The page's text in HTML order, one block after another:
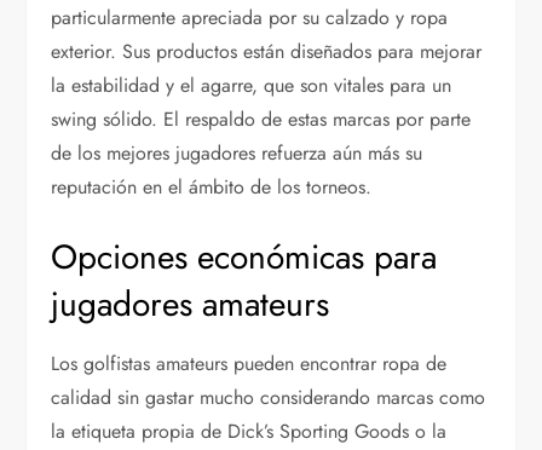
particularmente apreciada por su calzado y ropa
exterior. Sus productos están diseñados para mejorar
la estabilidad y el agarre, que son vitales para un
swing sólido. El respaldo de estas marcas por parte
de los mejores jugadores refuerza aún más su
reputación en el ámbito de los torneos.
Opciones económicas para
jugadores amateurs
Los golfistas amateurs pueden encontrar ropa de
calidad sin gastar mucho considerando marcas como
la etiqueta propia de Dick’s Sporting Goods o la